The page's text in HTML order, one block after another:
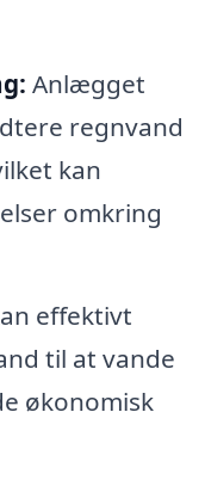
Anlægget
regnvand
kan
omkring
effektivt
til at vande
økonomisk